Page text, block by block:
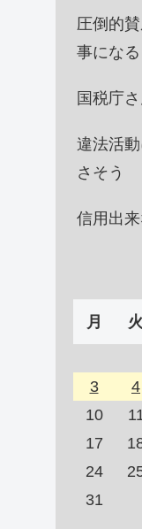
圧倒的
事にな
国税庁
違法活
さそう
信用出
月 火
3
4
10
17
24
31